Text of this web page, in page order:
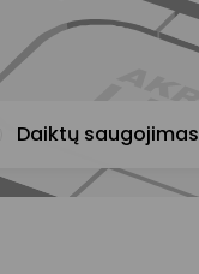
Daiktų saugojimas